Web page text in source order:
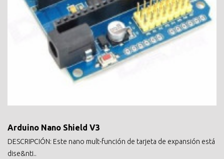
Arduino Nano Shield V3
DESCRIPCIÓN: Este nano mult-función de tarjeta de expansión está
dise&nti..